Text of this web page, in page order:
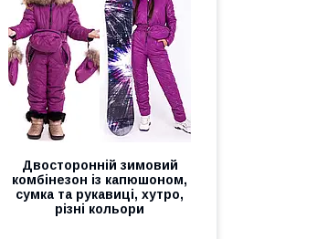
Двосторонній зимовий
комбінезон із капюшоном,
сумка та рукавиці, хутро,
різні кольори